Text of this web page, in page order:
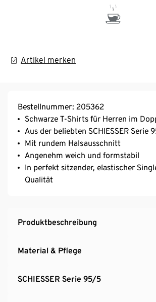
Artikel merken
Bestellnummer: 205362
Schwarze T-Shirts für Herren im
Aus der beliebten SCHIESSER Serie
Mit rundem Halsausschnitt
Angenehm weich und formstabil
In perfekt sitzender, elastischer
Qualität
Produktbeschreibung
Material & Pflege
SCHIESSER Serie 95/5